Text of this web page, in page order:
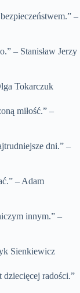
–
– Stanisław Jerzy
Tokarczuk
miłość.” –
dni.” –
– Adam
innym.” –
Sienkiewicz
dziecięcej radości.”